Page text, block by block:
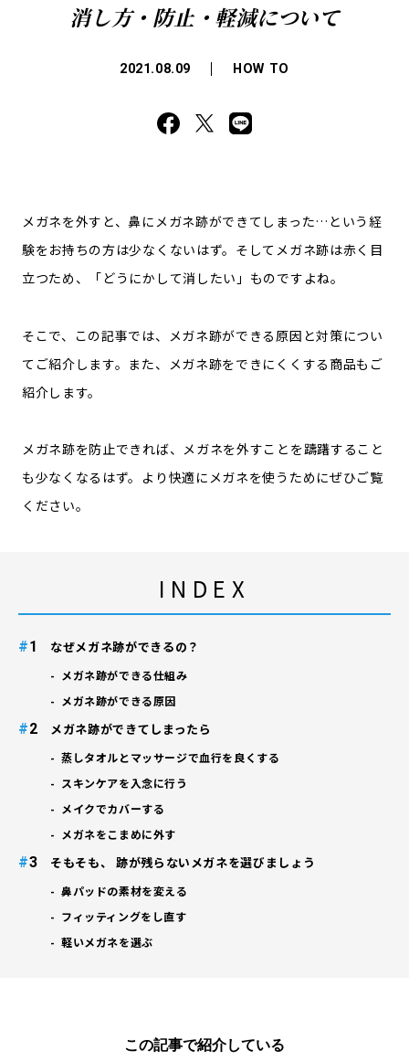
消し方・防止・軽減について
2021.08.09 HOW TO
メガネを外すと、鼻にメガネ跡ができてしまった…という経
験をお持ちの方は少なくないはず。そしてメガネ跡は赤く目
立つため、「どうにかして消したい」ものですよね。
そこで、この記事では、メガネ跡ができる原因と対策につい
てご紹介します。また、メガネ跡をできにくくする商品もご
紹介します。
メガネ跡を防止できれば、メガネを外すことを躊躇すること
も少なくなるはず。より快適にメガネを使うためにぜひご覧
ください。
INDEX
# なぜメガネ跡ができるの？
メガネ跡ができる仕組み
メガネ跡ができる原因
# メガネ跡ができてしまったら
蒸しタオルとマッサージで血行を良くする
スキンケアを入念に行う
メイクでカバーする
メガネをこまめに外す
# そもそも、 跡が残らないメガネを選びましょう
鼻パッドの素材を変える
フィッティングをし直す
軽いメガネを選ぶ
この記事で紹介している